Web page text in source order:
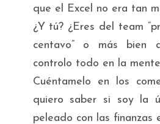
que el Excel no era tan
¿Y tú? ¿Eres del team
centavo” o más bien
controlo todo en la
Cuéntamelo en los
quiero saber si soy la
peleado con las finanzas